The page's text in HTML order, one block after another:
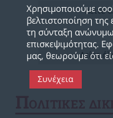
Δείτε
Δείτε
Χρησιμοποιούμε
βελτιστοποίηση της
τη σύνταξη
επισκεψιμότητας.
μας, θεωρούμε ότι
Συνέχεια